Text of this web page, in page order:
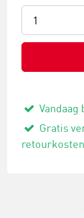
Gratis
retourkosten.